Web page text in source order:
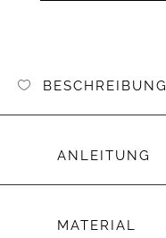
BESCHREIBUNG
ANLEITUNG
MATERIAL